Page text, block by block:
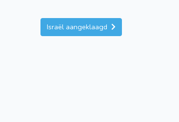
Israël aangeklaagd